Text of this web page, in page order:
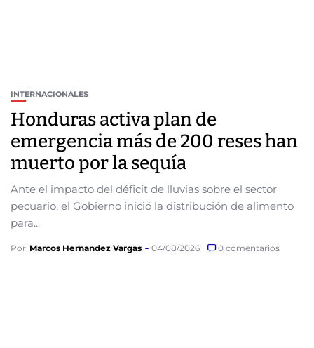
INTERNACIONALES
Honduras activa plan de
emergencia más de 200 reses han
muerto por la sequía
Ante el impacto del déficit de lluvias sobre el sector
pecuario, el Gobierno inició la distribución de alimento
para...
Por Marcos Hernandez Vargas 04/08/2026 0 comentarios